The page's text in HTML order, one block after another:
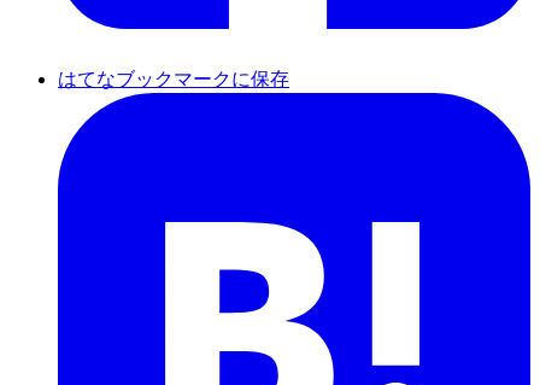
はてなブックマークに保存